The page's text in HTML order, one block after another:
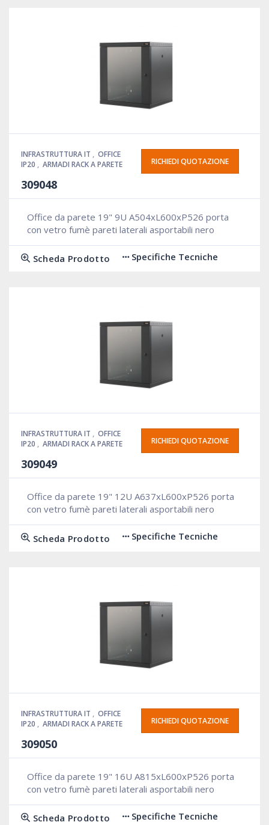
INFRASTRUTTURA IT , OFFICE
IP20 , ARMADI RACK A PARETE
309048
RICHIEDI QUOTAZIONE
Office da parete 19" 9U A504xL600xP526 porta
con vetro fumè pareti laterali asportabili nero
Scheda Prodotto Specifiche Tecniche
INFRASTRUTTURA IT , OFFICE
IP20 , ARMADI RACK A PARETE
309049
RICHIEDI QUOTAZIONE
Office da parete 19" 12U A637xL600xP526 porta
con vetro fumè pareti laterali asportabili nero
Scheda Prodotto Specifiche Tecniche
INFRASTRUTTURA IT , OFFICE
IP20 , ARMADI RACK A PARETE
309050
RICHIEDI QUOTAZIONE
Office da parete 19" 16U A815xL600xP526 porta
con vetro fumè pareti laterali asportabili nero
Scheda Prodotto Specifiche Tecniche